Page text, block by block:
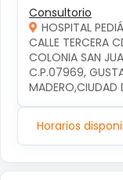
Consultorio
HOSPITAL
CALLE TERCERA
COLONIA SAN
C.P.07969,
MADERO,CIUDAD
Horarios